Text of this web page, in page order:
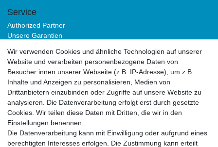
Service
Authorized Partner
Unsere Garantien
B2B
Impressum Daten­schutz­erklärung AGB
Wir verwenden Cookies und ähnliche Technologien auf unserer
Website und verarbeiten personenbezogene Daten von
Besucher:innen unserer Webseite (z.B. IP-Adresse), um z.B.
Inhalte und Anzeigen zu personalisieren, Medien von
Drittanbietern einzubinden oder Zugriffe auf unsere Website zu
analysieren. Die Datenverarbeitung erfolgt erst durch gesetzte
Cookies. Wir teilen diese Daten mit Dritten, die wir in den
Einstellungen benennen.
Die Datenverarbeitung kann mit Einwilligung oder aufgrund eines
berechtigten Interesses erfolgen. Die Zustimmung kann erteilt